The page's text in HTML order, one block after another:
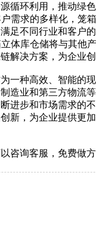
循环利用，推动绿色
需求的多样化，笼
足不同行业和客户的
体库仓储将与其他
解决方案，为企业创
一种高效、智能的
造业和第三方物流
进步和市场需求的
新，为企业提供更
咨询客服，免费做